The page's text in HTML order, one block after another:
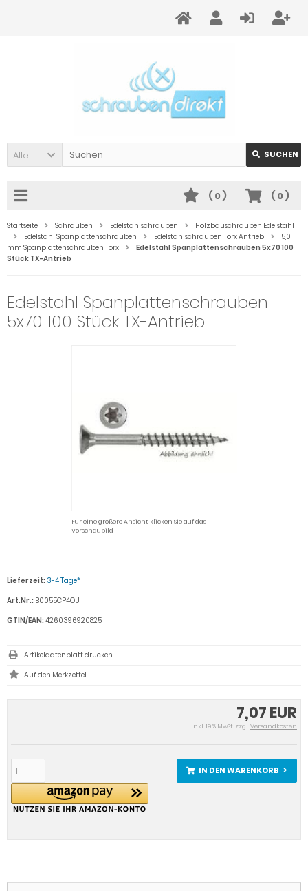
Alle SUCHEN
( 0)
( 0)
Startseite Schrauben Edelstahlschrauben
Holzbauschrauben Edelstahl
Edelstahl Spanplattenschrauben
Edelstahlschrauben Torx Antrieb
5,0
mm Spanplattenschrauben Torx
Edelstahl Spanplattenschrauben 5x70 100
Stück TX-Antrieb
Edelstahl Spanplattenschrauben
5x70 100 Stück TX-Antrieb
Für eine größere Ansicht klicken Sie auf das
Vorschaubild
7,07 EUR
inkl. 19 % MwSt. zzgl.Versandkosten
IN DEN WARENKORB
Lieferzeit: 3-4 Tage*
Art.Nr.: B0055CP4OU
GTIN/EAN: 4260396920825
Artikeldatenblatt drucken